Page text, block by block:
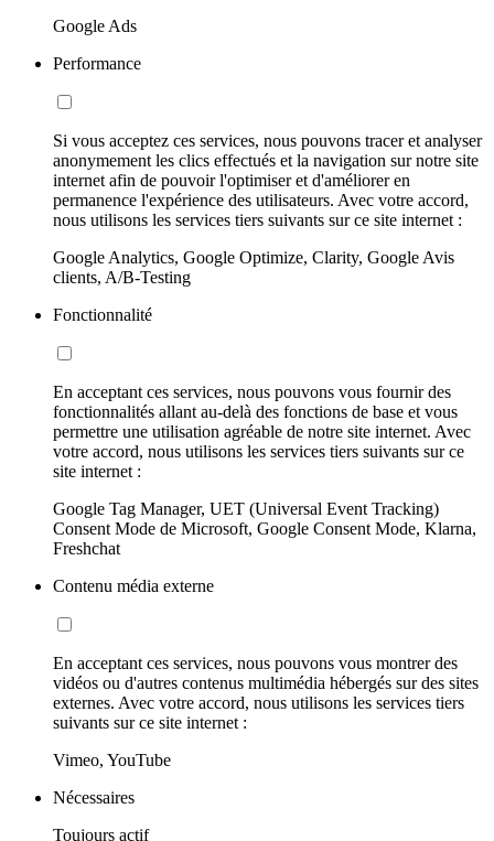
Google Ads
Performance
Si vous acceptez ces services, nous pouvons tracer et analyser
anonymement les clics effectués et la navigation sur notre site
internet afin de pouvoir l'optimiser et d'améliorer en
permanence l'expérience des utilisateurs. Avec votre accord,
nous utilisons les services tiers suivants sur ce site internet :
Google Analytics, Google Optimize, Clarity, Google Avis
clients, A/B-Testing
Fonctionnalité
En acceptant ces services, nous pouvons vous fournir des
fonctionnalités allant au-delà des fonctions de base et vous
permettre une utilisation agréable de notre site internet. Avec
votre accord, nous utilisons les services tiers suivants sur ce
site internet :
Google Tag Manager, UET (Universal Event Tracking)
Consent Mode de Microsoft, Google Consent Mode, Klarna,
Freshchat
Contenu média externe
En acceptant ces services, nous pouvons vous montrer des
vidéos ou d'autres contenus multimédia hébergés sur des sites
externes. Avec votre accord, nous utilisons les services tiers
suivants sur ce site internet :
Vimeo, YouTube
Nécessaires
Toujours actif